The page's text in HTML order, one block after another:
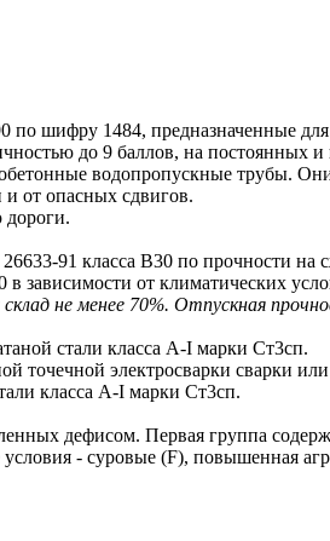
шифру 1484, предназначенные
до 9 баллов, на постоянных
водопропускные трубы.
от опасных сдвигов.
дороги.
91 класса В30 по прочности на
зависимости от климатических
не менее 70%. Отпускная
стали класса А-I марки Ст3сп.
точечной электросварки сварки
класса А-I марки Ст3сп.
дефисом. Первая группа
- суровые (F), повышенная